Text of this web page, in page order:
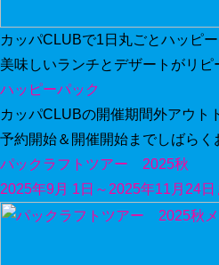
カッパCLUBで1日丸ごとハッピ
美味しいランチとデザートがリピ
ハッピーパック
カッパCLUBの開催期間外アウト
予約開始＆開催開始までしばらく
パックラフトツアー 2025秋
2025年9月 1日～2025年11月24日